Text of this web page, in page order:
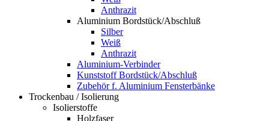
Anthrazit
Aluminium Bordstück/Abschluß
Silber
Weiß
Anthrazit
Aluminium-Verbinder
Kunststoff Bordstück/Abschluß
Zubehör f. Aluminium Fensterbänke
Trockenbau / Isolierung
Isolierstoffe
Holzfaser